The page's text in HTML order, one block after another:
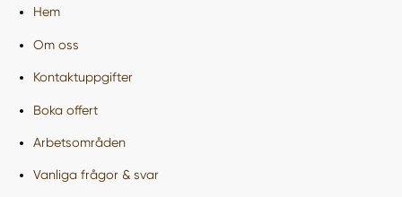
Hem
Om oss
Kontaktuppgifter
Boka offert
Arbetsområden
Vanliga frågor & svar